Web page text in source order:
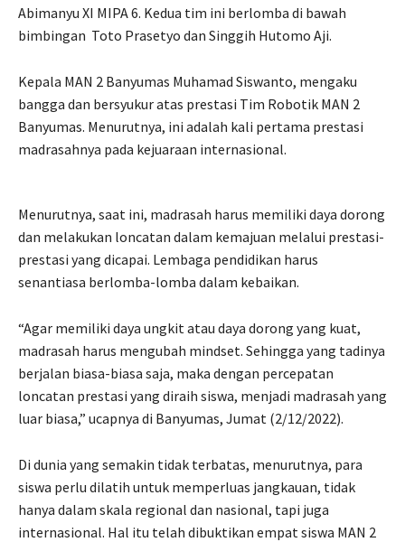
Abimanyu XI MIPA 6. Kedua tim ini berlomba di bawah
bimbingan Toto Prasetyo dan Singgih Hutomo Aji.
Kepala MAN 2 Banyumas Muhamad Siswanto, mengaku
bangga dan bersyukur atas prestasi Tim Robotik MAN 2
Banyumas. Menurutnya, ini adalah kali pertama prestasi
madrasahnya pada kejuaraan internasional.
Menurutnya, saat ini, madrasah harus memiliki daya dorong
dan melakukan loncatan dalam kemajuan melalui prestasi-
prestasi yang dicapai. Lembaga pendidikan harus
senantiasa berlomba-lomba dalam kebaikan.
“Agar memiliki daya ungkit atau daya dorong yang kuat,
madrasah harus mengubah mindset. Sehingga yang tadinya
berjalan biasa-biasa saja, maka dengan percepatan
loncatan prestasi yang diraih siswa, menjadi madrasah yang
luar biasa,” ucapnya di Banyumas, Jumat (2/12/2022).
Di dunia yang semakin tidak terbatas, menurutnya, para
siswa perlu dilatih untuk memperluas jangkauan, tidak
hanya dalam skala regional dan nasional, tapi juga
internasional. Hal itu telah dibuktikan empat siswa MAN 2